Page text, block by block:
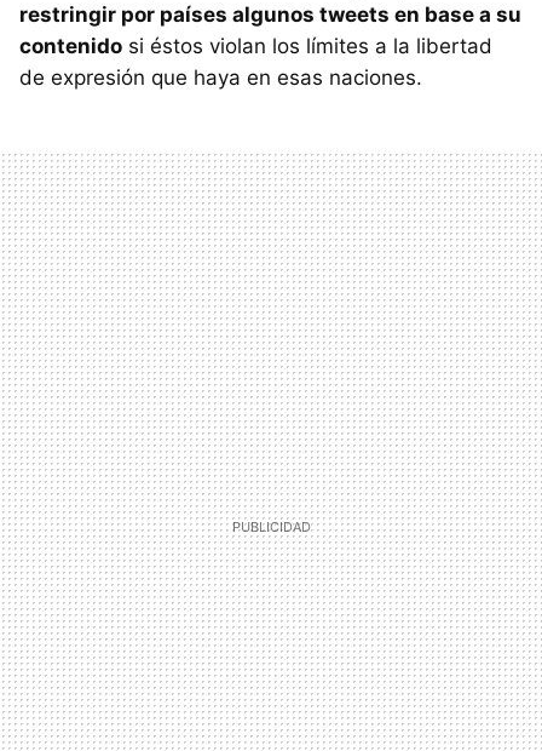
restringir por países algunos tweets en base a su
contenido si éstos violan los límites a la libertad
de expresión que haya en esas naciones.